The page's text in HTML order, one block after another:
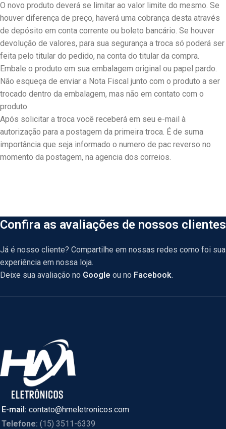
O novo produto deverá se limitar ao valor limite do mesmo. Se
houver diferença de preço, haverá uma cobrança desta através
de depósito em conta corrente ou boleto bancário. Se houver
devolução de valores, para sua segurança a troca só poderá ser
feita pelo titular do pedido, na conta do titular da compra.
Embale o produto em sua embalagem original ou papel pardo.
Não esqueça de enviar a Nota Fiscal junto com o produto a ser
trocado dentro da embalagem, mas não em contato com o
produto.
Após solicitar a troca você receberá em seu e-mail à
autorização para a postagem da primeira troca. É de suma
importância que seja informado o numero de pac reverso no
momento da postagem, na agencia dos correios.
Confira as avaliações de nossos clientes
Já é nosso cliente? Compartilhe em nossas redes como foi sua
experiência em nossa loja.
Deixe sua avaliação no Google ou no Facebook.
E-mail: contato@hmeletronicos.com
Telefone: (15) 3511-6339